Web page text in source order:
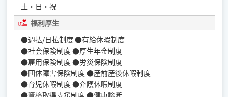
土・日・祝
福利厚生
●週払/日払制度 ●有給休暇制度
●社会保険制度 ●厚生年金制度
●雇用保険制度 ●労災保険制度
●団体障害保険制度 ●産前産後休暇制度
●育児休暇制度 ●介護休暇制度
●資格取得支援制度 ●健康診断